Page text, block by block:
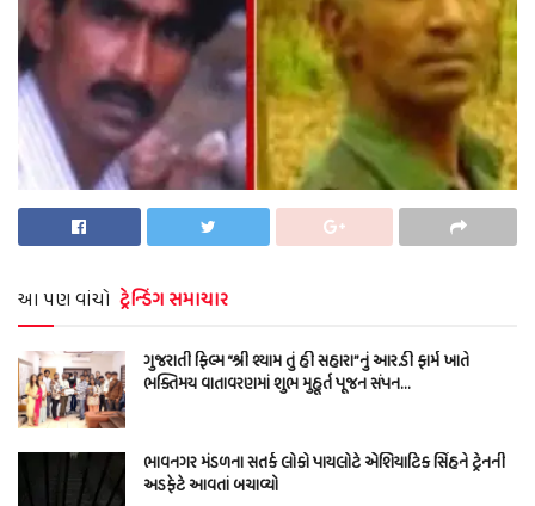
આ પણ વાંચો ટ્રેન્ડિંગ સમાચાર
ગુજરાતી ફિલ્મ “શ્રી શ્યામ તું હી સહારા”નું આર.ડી ફાર્મ ખાતે
ભક્તિમય વાતાવરણમાં શુભ મુહૂર્ત પૂજન સંપન…
ભાવનગર મંડળના સતર્ક લોકો પાયલોટે એશિયાટિક સિંહને ટ્રેનની
અડફેટે આવતાં બચાવ્યો